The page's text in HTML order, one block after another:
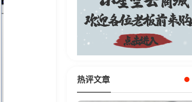
热评文章